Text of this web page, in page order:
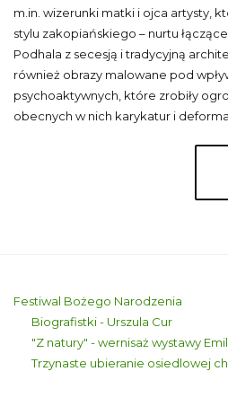
m.in. wizerunki matki i ojca artysty,
stylu zakopiańskiego – nurtu
Podhala z secesją i tradycyjną
również obrazy malowane pod
psychoaktywnych, które zrobiły
obecnych w nich karykatur i
Festiwal Bożego Narodzenia
Biografistki - Urszula Cur
"Z natury" - wernisaż wystawy
Trzynaste ubieranie osiedlowej